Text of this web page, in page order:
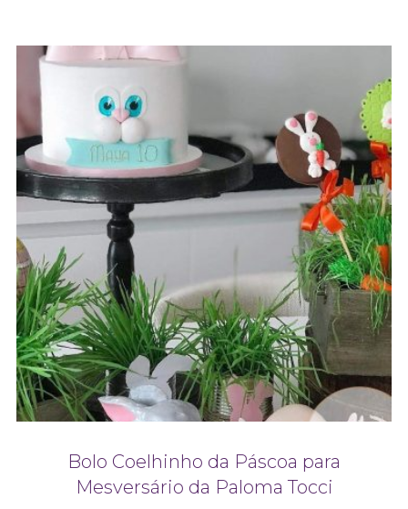
Bolo Coelhinho da Páscoa para
Mesversário da Paloma Tocci